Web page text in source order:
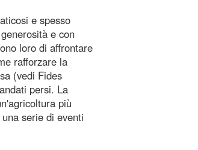
e spesso
e con
loro di affrontare
rafforzare la
(vedi Fides
persi. La
più
serie di eventi